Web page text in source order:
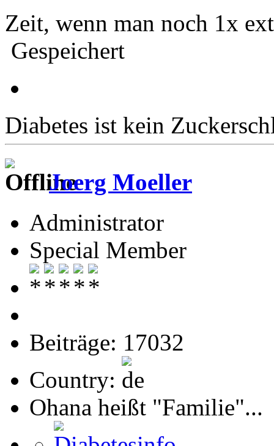
Zeit, wenn man noch 1x
Gespeichert
Diabetes ist kein
Joerg Moeller
Administrator
Special Member
Beiträge: 17032
Country:
Ohana heißt "Familie"...